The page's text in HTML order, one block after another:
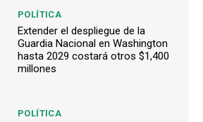
POLÍTICA
Extender el despliegue de la
Guardia Nacional en Washington
hasta 2029 costará otros $1,400
millones
POLÍTICA